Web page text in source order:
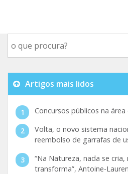
Artigos mais lidos
Concursos públicos na
Volta, o novo sistema
reembolso de garrafas de
“Na Natureza, nada se
transforma”, Antoine-